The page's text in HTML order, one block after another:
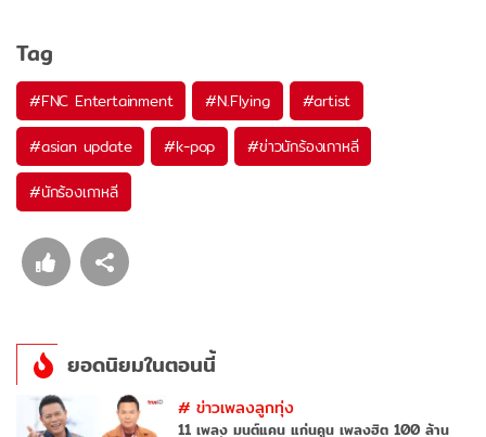
Tag
#FNC Entertainment #N.Flying #artist
#asian update #k-pop #ข่าวนักร้องเกาหลี
#นักร้องเกาหลี
ยอดนิยมในตอนนี้
#ข่าวเพลงลูกทุ่ง
11 เพลง มนต์แคน แก่นคูน เพลงฮิต 100 ล้าน